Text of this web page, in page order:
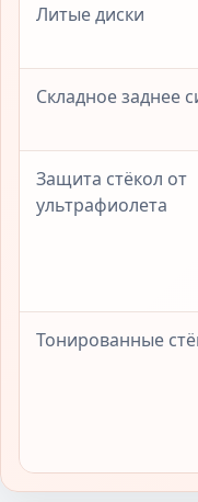
Литые диски
Складное заднее
Защита стёкол от
ультрафиолета
Тонированные